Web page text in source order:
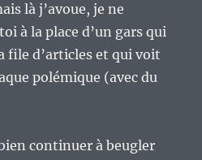
là j’avoue, je ne
à la place d’un gars qui
file d’articles et qui voit
polémique (avec du
continuer à beugler